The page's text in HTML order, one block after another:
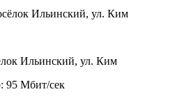
Ильинский, ул. Ким
95 Мбит/сек